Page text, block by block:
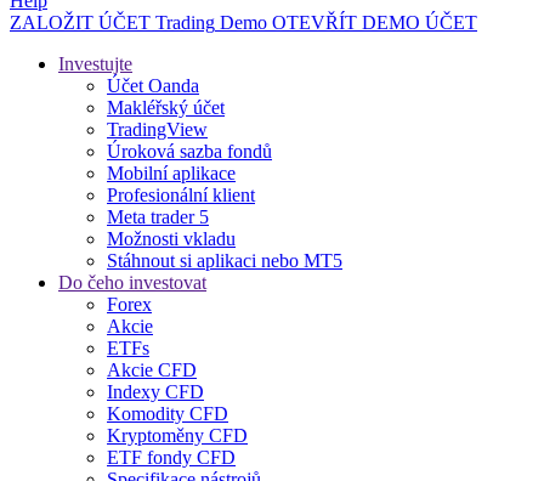
ZALOŽIT ÚČET Trading Demo OTEVŘÍT DEMO ÚČET
Investujte
Účet Oanda
Makléřský účet
TradingView
Úroková sazba fondů
Mobilní aplikace
Profesionální klient
Meta trader 5
Možnosti vkladu
Stáhnout si aplikaci nebo MT5
Do čeho investovat
Forex
Akcie
ETFs
Akcie CFD
Indexy CFD
Komodity CFD
Kryptoměny CFD
ETF fondy CFD